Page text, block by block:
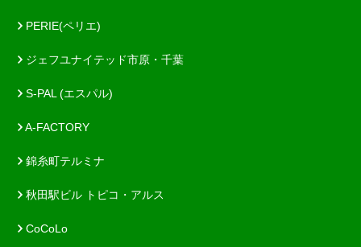
PERIE(ペリエ)
ジェフユナイテッド市原・千葉
S-PAL (エスパル)
A-FACTORY
錦糸町テルミナ
秋田駅ビル トピコ・アルス
CoCoLo